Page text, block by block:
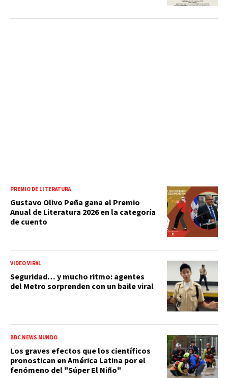
PREMIO DE LITERATURA
Gustavo Olivo Peña gana el Premio
Anual de Literatura 2026 en la categoría
de cuento
VIDEO VIRAL
Seguridad… y mucho ritmo: agentes
del Metro sorprenden con un baile viral
BBC NEWS MUNDO
Los graves efectos que los científicos
pronostican en América Latina por el
fenómeno del "Súper El Niño"